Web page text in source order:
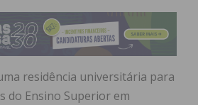
residência universitária para
do Ensino Superior em